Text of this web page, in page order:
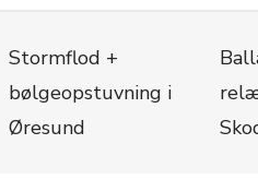
Stormflod +
bølgeopstuvning i
Øresund